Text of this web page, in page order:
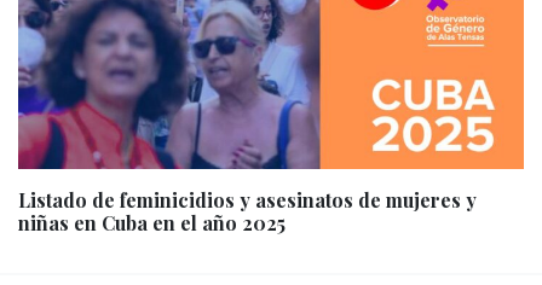
Listado de feminicidios y asesinatos de mujeres y
niñas en Cuba en el año 2025